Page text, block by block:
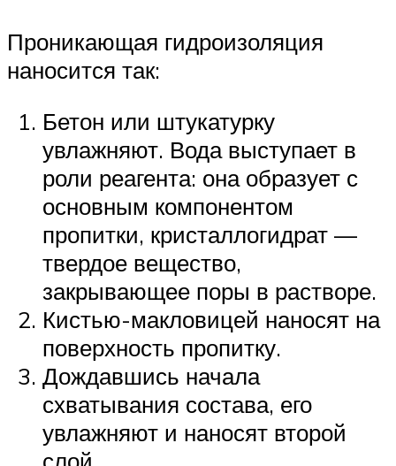
Проникающая гидроизоляция
наносится так:
Бетон или штукатурку
увлажняют. Вода выступает в
роли реагента: она образует с
основным компонентом
пропитки, кристаллогидрат —
твердое вещество,
закрывающее поры в растворе.
Кистью-макловицей наносят на
поверхность пропитку.
Дождавшись начала
схватывания состава, его
увлажняют и наносят второй